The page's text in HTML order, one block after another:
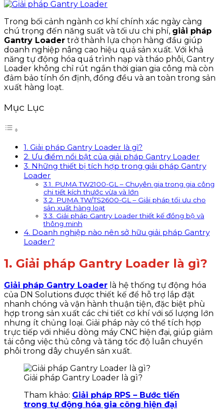
Trong bối cảnh ngành cơ khí chính xác ngày càng
chú trọng đến năng suất và tối ưu chi phí, giải pháp
Gantry Loader trở thành lựa chọn hàng đầu giúp
doanh nghiệp nâng cao hiệu quả sản xuất. Với khả
năng tự động hóa quá trình nạp và tháo phôi, Gantry
Loader không chỉ rút ngắn thời gian gia công mà còn
đảm bảo tính ổn định, đồng đều và an toàn trong sản
xuất hàng loạt.
Mục Lục
1. Giải pháp Gantry Loader là gì?
2. Ưu điểm nổi bật của giải pháp Gantry Loader
3. Những thiết bị tích hợp trong giải pháp Gantry
Loader
3.1. PUMA TW2100-GL – Chuyên gia trong gia công
chi tiết kích thước vừa và lớn
3.2. PUMA TW/TS2600-GL – Giải pháp tối ưu cho
sản xuất hàng loạt
3.3. Giải pháp Gantry Loader​ thiết kế đồng bộ và
thông minh
4. Doanh nghiệp nào nên sở hữu giải pháp Gantry
Loader?
1. Giải pháp Gantry Loader là gì?
Giải pháp Gantry Loader là hệ thống tự động hóa
của DN Solutions được thiết kế để hỗ trợ lắp đặt
nhanh chóng và vận hành thuận tiện, đặc biệt phù
hợp trong sản xuất các chi tiết cơ khí với số lượng lớn
nhưng ít chủng loại. Giải pháp này có thể tích hợp
trực tiếp với nhiều dòng máy CNC hiện đại, giúp giảm
tải công việc thủ công và tăng tốc độ luân chuyển
phôi trong dây chuyền sản xuất.
Giải pháp Gantry Loader là gì?
Tham khảo: Giải pháp RPS – Bước tiến
trong tự động hóa gia công hiện đại